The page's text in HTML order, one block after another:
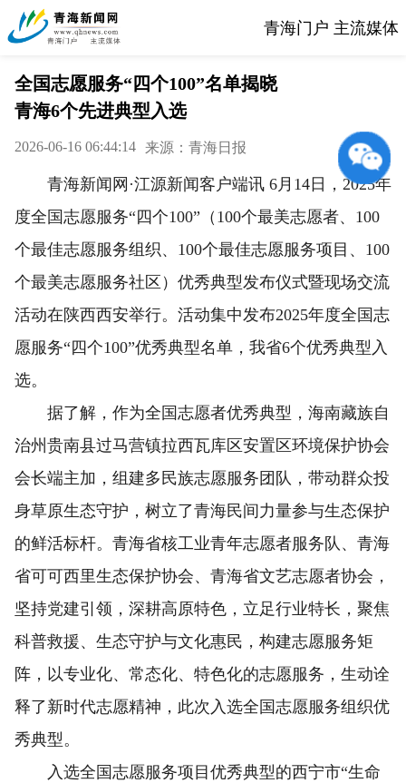
青海门户 主流媒体
全国志愿服务“四个100”名单揭晓
青海6个先进典型入选
2026-06-16 06:44:14 来源：青海日报
青海新闻网·江源新闻客户端讯 6月14日，2025年
度全国志愿服务“四个100”（100个最美志愿者、100
个最佳志愿服务组织、100个最佳志愿服务项目、100
个最美志愿服务社区）优秀典型发布仪式暨现场交流
活动在陕西西安举行。活动集中发布2025年度全国志
愿服务“四个100”优秀典型名单，我省6个优秀典型入
选。
据了解，作为全国志愿者优秀典型，海南藏族自
治州贵南县过马营镇拉西瓦库区安置区环境保护协会
会长端主加，组建多民族志愿服务团队，带动群众投
身草原生态守护，树立了青海民间力量参与生态保护
的鲜活标杆。青海省核工业青年志愿者服务队、青海
省可可西里生态保护协会、青海省文艺志愿者协会，
坚持党建引领，深耕高原特色，立足行业特长，聚焦
科普救援、生态守护与文化惠民，构建志愿服务矩
阵，以专业化、常态化、特色化的志愿服务，生动诠
释了新时代志愿精神，此次入选全国志愿服务组织优
秀典型。
入选全国志愿服务项目优秀典型的西宁市“生命